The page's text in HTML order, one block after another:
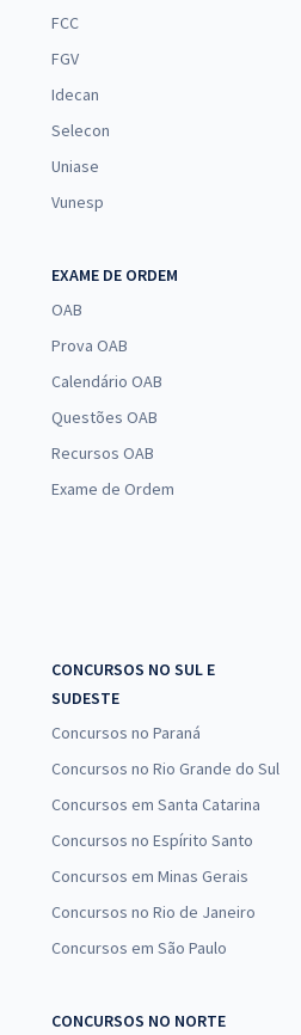
FCC
FGV
Idecan
Selecon
Uniase
Vunesp
EXAME DE ORDEM
OAB
Prova OAB
Calendário OAB
Questões OAB
Recursos OAB
Exame de Ordem
CONCURSOS NO SUL E
SUDESTE
Concursos no Paraná
Concursos no Rio Grande do Sul
Concursos em Santa Catarina
Concursos no Espírito Santo
Concursos em Minas Gerais
Concursos no Rio de Janeiro
Concursos em São Paulo
CONCURSOS NO NORTE